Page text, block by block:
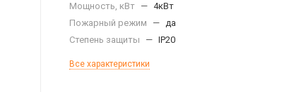
Мощность, кВт — 4кВт
Пожарный режим
— да
Степень защиты
— IP20
Все характеристики